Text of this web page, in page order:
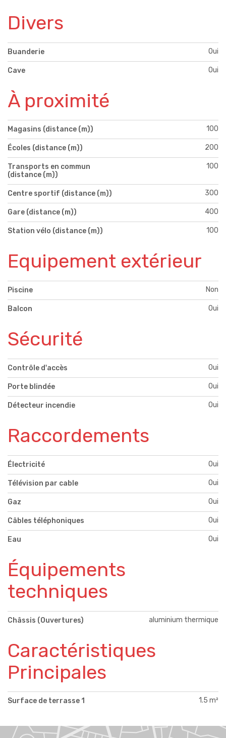
Divers
Buanderie Oui
Cave Oui
À proximité
Magasins (distance (m)) 100
Écoles (distance (m)) 200
Transports en commun
(distance (m))
100
Centre sportif (distance (m)) 300
Gare (distance (m)) 400
Station vélo (distance (m)) 100
Equipement extérieur
Piscine Non
Balcon Oui
Sécurité
Contrôle d'accès Oui
Porte blindée Oui
Détecteur incendie Oui
Raccordements
Électricité Oui
Télévision par cable Oui
Gaz Oui
Câbles téléphoniques Oui
Eau Oui
Équipements
techniques
Châssis (Ouvertures) aluminium thermique
Caractéristiques
Principales
Surface de terrasse 1 1.5 m²